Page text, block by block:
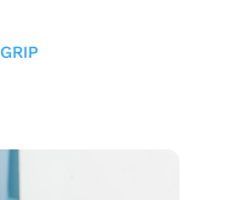
Valorización de
invita a los
con el Plan vial
de la